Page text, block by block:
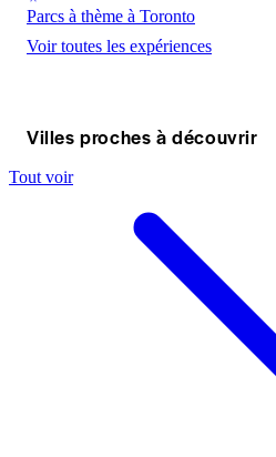
Parcs à thème à Toronto
Voir toutes les expériences
Villes proches à découvrir
Tout voir